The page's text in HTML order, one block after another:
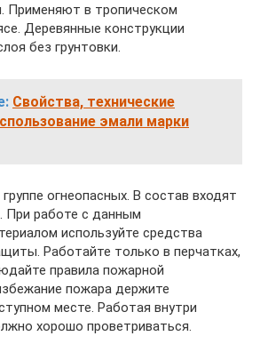
Применяют в тропическом
Деревянные конструкции
без грунтовки.
Свойства, технические
эмали марки
огнеопасных. В состав входят
При работе с данным
используйте средства
Работайте только в перчатках,
правила пожарной
пожара держите
месте. Работая внутри
хорошо проветриваться.